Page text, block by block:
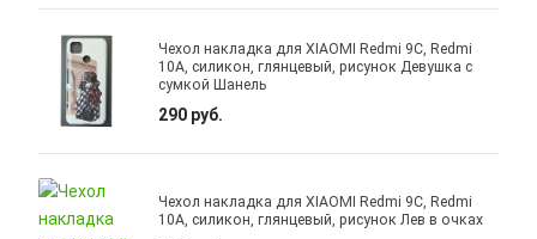
Чехол накладка для XIAOMI Redmi 9C, Redmi
10A, силикон, глянцевый, рисунок Девушка с
сумкой Шанель
290 руб.
Чехол накладка для XIAOMI Redmi 9C, Redmi
10A, силикон, глянцевый, рисунок Лев в очках